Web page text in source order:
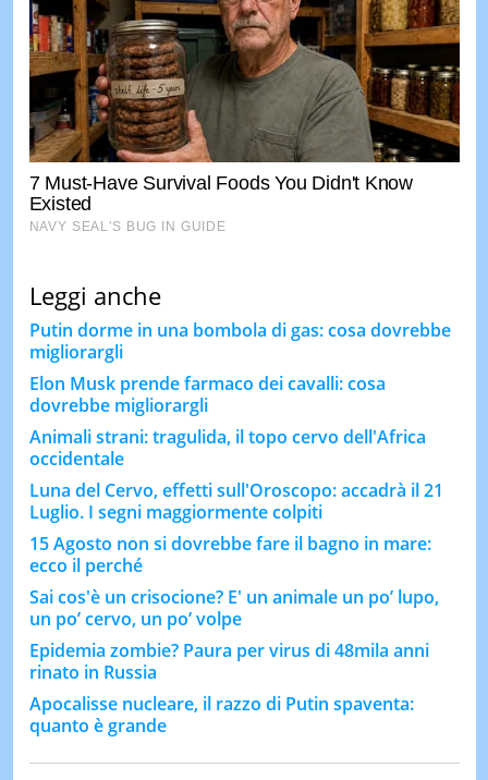
Leggi anche
Putin dorme in una bombola di gas: cosa dovrebbe
migliorargli
Elon Musk prende farmaco dei cavalli: cosa
dovrebbe migliorargli
Animali strani: tragulida, il topo cervo dell'Africa
occidentale
Luna del Cervo, effetti sull'Oroscopo: accadrà il 21
Luglio. I segni maggiormente colpiti
15 Agosto non si dovrebbe fare il bagno in mare:
ecco il perché
Sai cos'è un crisocione? E' un animale un po’ lupo,
un po’ cervo, un po’ volpe
Epidemia zombie? Paura per virus di 48mila anni
rinato in Russia
Apocalisse nucleare, il razzo di Putin spaventa:
quanto è grande